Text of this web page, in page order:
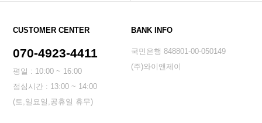
CUSTOMER CENTER
070-4923-4411
평일 : 10:00 ~ 16:00
점심시간 : 13:00 ~ 14:00
(토,일요일,공휴일 휴무)
BANK INFO
국민은행 848801-00-050149
(주)와이앤제이